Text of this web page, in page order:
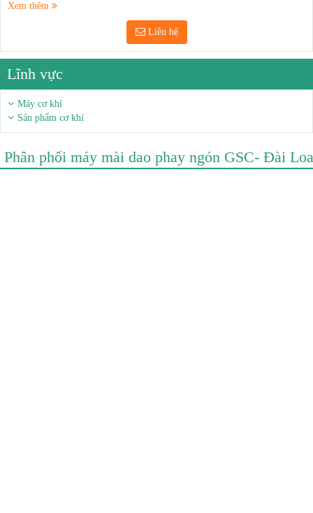
Xem thêm
Liên hệ
Lĩnh vực
Máy cơ khí
Sản phẩm cơ khí
Phân phối máy mài dao phay ngón GSC- Đài